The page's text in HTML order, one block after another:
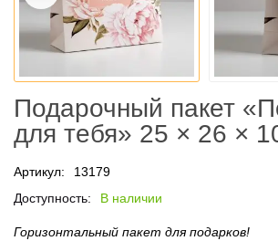
Подарочный пакет
для тебя» 25 × 26 ×
Артикул:
13179
Доступность:
В наличии
Горизонтальный пакет для подарков!